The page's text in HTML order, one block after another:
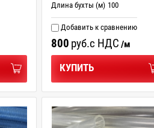
Добавить к сравнению
Длина бухты (м) 100
800 руб.с НДС /м
КУПИТЬ